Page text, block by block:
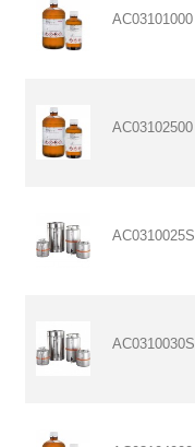
AC03101000
AC03102500
AC0310025S
AC0310030S